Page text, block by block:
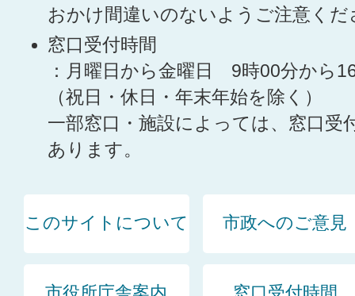
おかけ間違いのないようご注意くだ
窓口受付時間
：月曜日から金曜日 9時00分から
（祝日・休日・年末年始を除く）
一部窓口・施設によっては、窓口受
あります。
このサイトについて 市政へのご意見